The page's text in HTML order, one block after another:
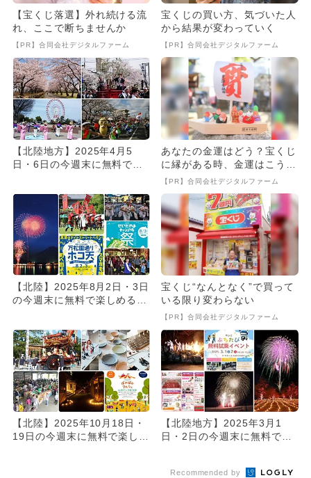
【宝くじ落選】外れ続ける流
れ、ここで断ちませんか
【PR】合同会社デジタルファーム
宝くじの買い方、気づいた人
から結果が変わっていく
【PR】合同会社デジタルファーム
【北陸地方】2025年4月5
日・6日の今週末に無料で楽
あなたの金運はどう？宝くじ
に縁がある時、金運はこう変
わる
【PR】合同会社デジタルファーム
【北陸】2025年8月2日・3日
の今週末に無料で楽しめるイ
宝くじ“なんとなく”で買って
いる限り変わらない
【PR】合同会社デジタルファーム
【北陸】2025年10月18日・
19日の今週末に無料で楽しめ
【北陸地方】2025年3月1
日・2日の今週末に無料で楽
Recommended by